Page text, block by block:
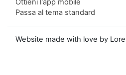
Ottieni l'app mobile
Passa al tema standard
Website made with love by